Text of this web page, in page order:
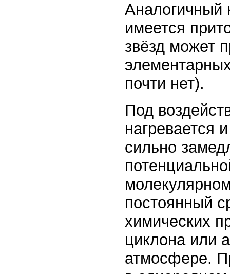
Аналогичный
имеется
звёзд может
почти нет).
Под
нагревается
сильно
постоянный
химических
циклона или
атмосфере.